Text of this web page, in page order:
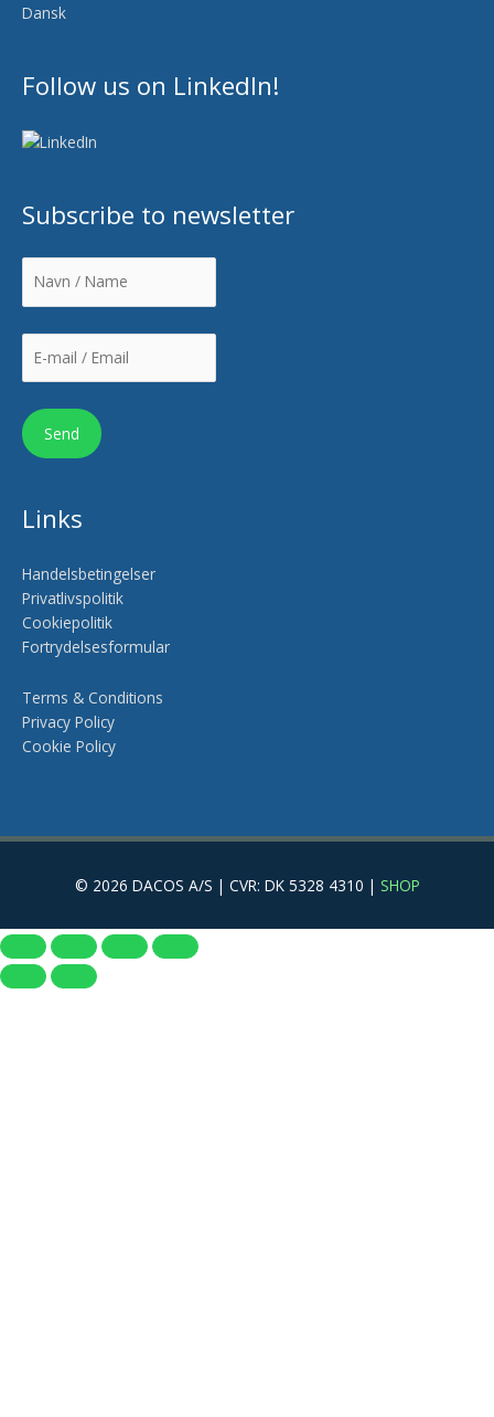
Dansk
Follow us on LinkedIn!
Subscribe to newsletter
Links
Handelsbetingelser
Privatlivspolitik
Cookiepolitik
Fortrydelsesformular
Terms & Conditions
Privacy Policy
Cookie Policy
© 2026 DACOS A/S | CVR: DK 5328 4310 | SHOP